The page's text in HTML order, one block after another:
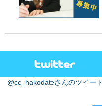
@cc_hakodateさんのツイート